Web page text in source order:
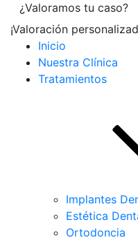
¿Valoramos tu caso?
¡Valoración
Inicio
Nuestra Clínica
Tratamientos
Implantes
Estética
Ortodoncia